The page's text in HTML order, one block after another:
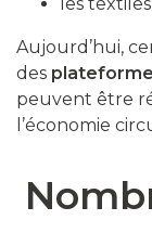
les
Aujourd’hui,
des
peuvent être
l’économie